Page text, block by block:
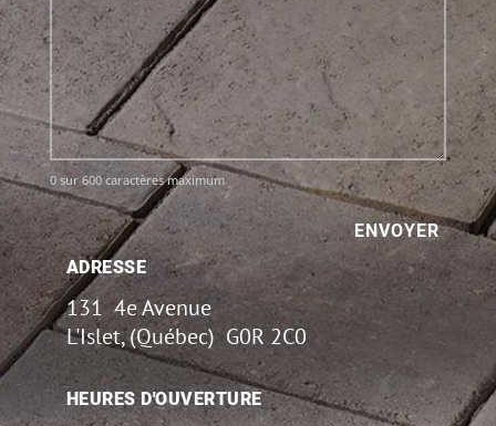
0 sur 600 caractères maximum
ADRESSE
131 4e Avenue
L'Islet, (Québec) G0R 2C0
HEURES D'OUVERTURE